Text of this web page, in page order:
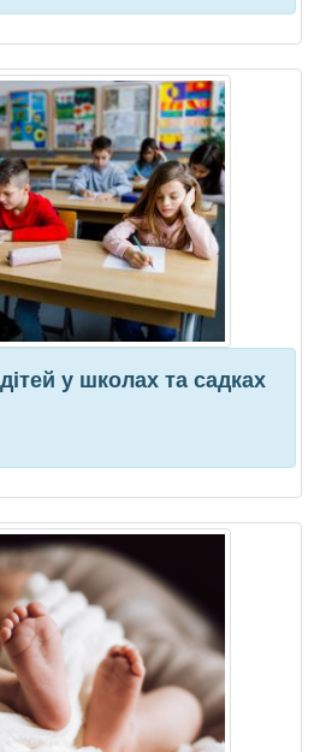
у школах та садках